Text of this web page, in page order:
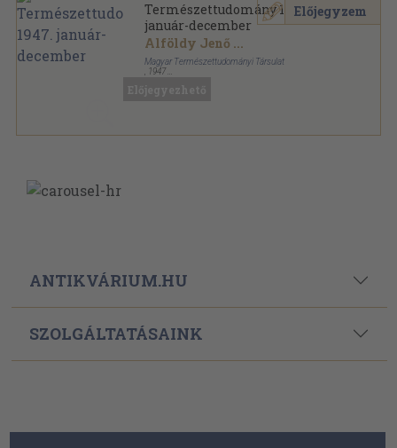
Természettudomány 1947.
január-december
Alföldy Jenő ...
Magyar Természettudományi Társulat
1947
Előjegyzem
ANTIKVÁRIUM.HU
SZOLGÁLTATÁSAINK